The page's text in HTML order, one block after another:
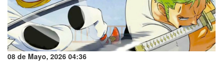
08 de Mayo, 2026 04:36